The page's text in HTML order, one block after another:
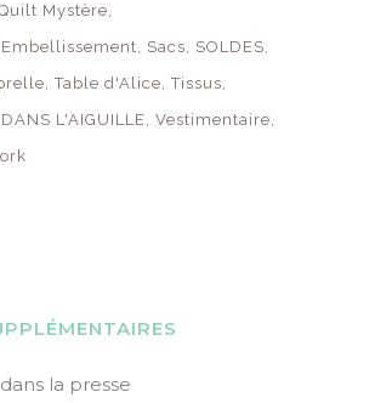
Mystère
Sacs
SOLDES
Table d'Alice Tissus
L'AIGUILLE Vestimentaire
la presse